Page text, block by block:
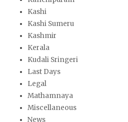
Kashi
Kashi Sumeru
Kashmir
Kerala
Kudali Sringeri
Last Days
Legal
Mathamnaya
Miscellaneous
News